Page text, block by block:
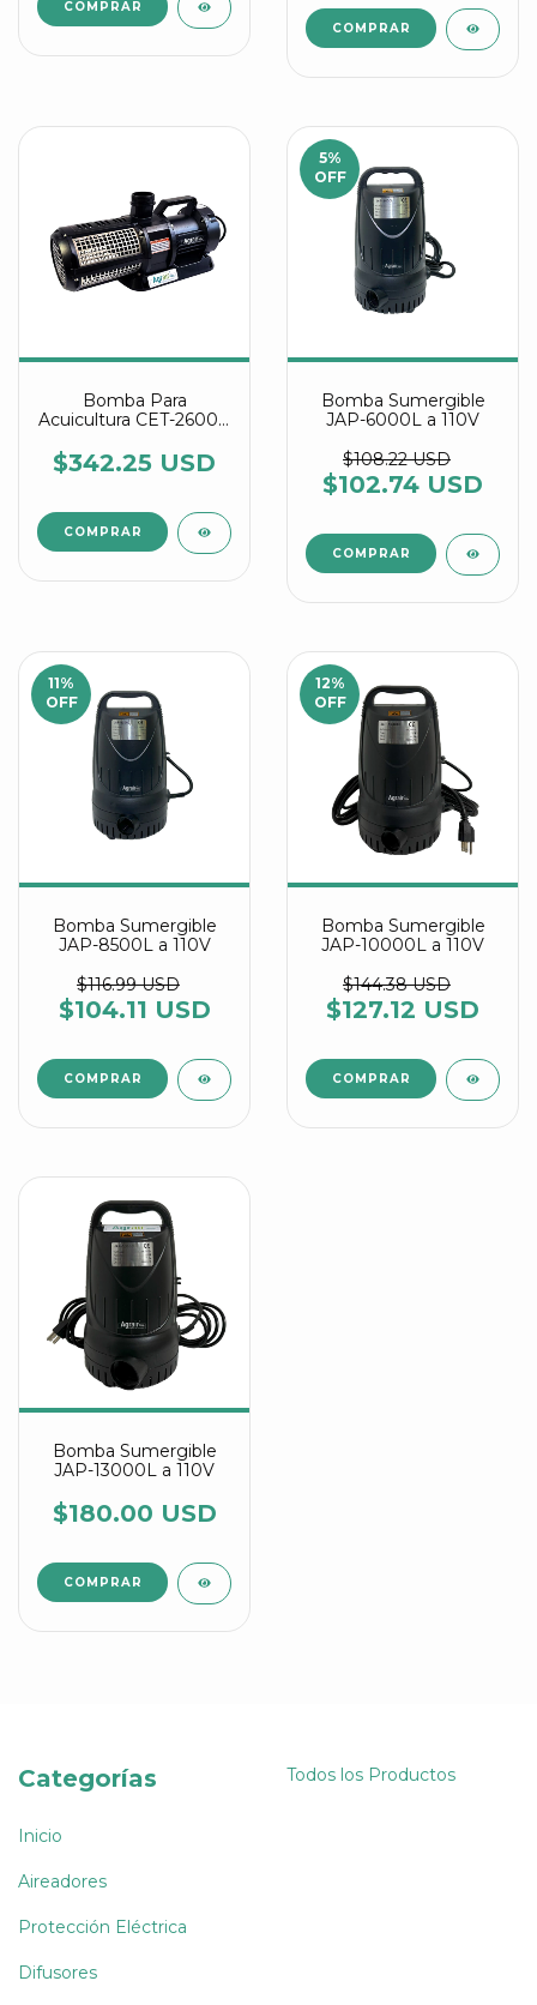
Bomba Para
Acuicultura CET-26000
$342.25 USD
5%
OFF
Bomba Sumergible
JAP-6000L a 110V
$108.22 USD
$102.74 USD
11%
OFF
Bomba Sumergible
JAP-8500L a 110V
$116.99 USD
$104.11 USD
12%
OFF
Bomba Sumergible
JAP-10000L a 110V
$144.38 USD
$127.12 USD
Bomba Sumergible
JAP-13000L a 110V
$180.00 USD
Categorías
Inicio
Aireadores
Protección Eléctrica
Difusores
Todos los Productos